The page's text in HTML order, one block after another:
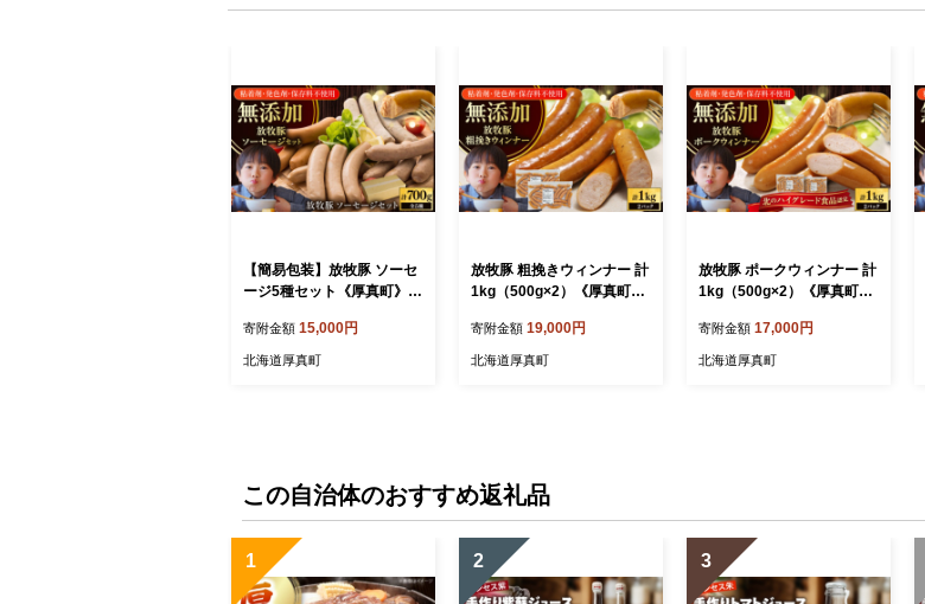
【簡易包装】放牧豚 ソーセ
ージ5種セット《厚真町》
ー株式会社】 ソーセージ ウ
インナー 無塩せき 粗挽き
寄附金額 15,000円
北海道厚真町
放牧豚 粗挽きウィンナー 計
1kg（500g×2）《厚真町》
ー株式会社】ソーセージ ウ
インナー 無塩せき 粗挽き
寄附金額 19,000円
北海道厚真町
放牧豚 ポークウィンナー 計
1kg（500g×2）《厚真町》
ー株式会社】ソーセージ ウ
インナー 無塩せき 冷凍配送
寄附金額 17,000円
北海道厚真町
この自治体のおすすめ返礼品
1 2 3